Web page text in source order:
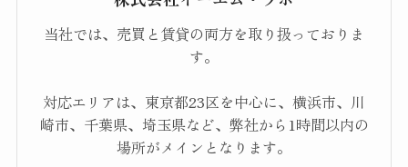
当社では、売買と賃貸の両方を取り扱っておりま
す。
対応エリアは、東京都23区を中心に、横浜市、川
崎市、千葉県、埼玉県など、弊社から1時間以内の
場所がメインとなります。